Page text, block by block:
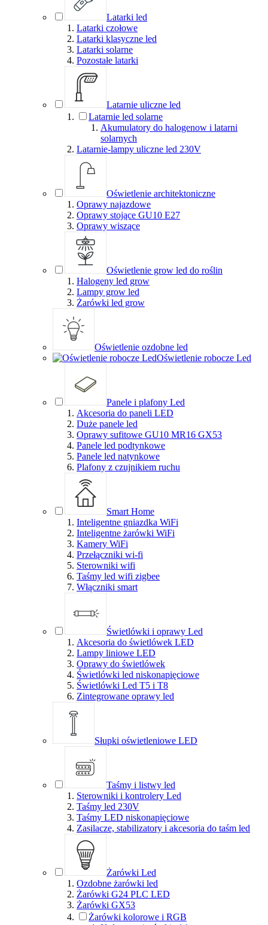
Latarki led
Latarki czołowe
Latarki klasyczne led
Latarki solarne
Pozostałe latarki
Latarnie uliczne led
Latarnie led solarne
Akumulatory do halogenow i latarni
solarnych
Latarnie-lampy uliczne led 230V
Oświetlenie architektoniczne
Oprawy najazdowe
Oprawy stojące GU10 E27
Oprawy wiszące
Oświetlenie grow led do roślin
Halogeny led grow
Lampy grow led
Żarówki led grow
Oświetlenie ozdobne led
Oświetlenie robocze Led
Panele i plafony Led
Akcesoria do paneli LED
Duże panele led
Oprawy sufitowe GU10 MR16 GX53
Panele led podtynkowe
Panele led natynkowe
Plafony z czujnikiem ruchu
Smart Home
Inteligentne gniazdka WiFi
Inteligentne żarówki WiFi
Kamery WiFi
Przełączniki wi-fi
Sterowniki wifi
Taśmy led wifi zigbee
Włączniki smart
Świetlówki i oprawy Led
Akcesoria do świetlówek LED
Lampy liniowe LED
Oprawy do świetlówek
Świetlówki led niskonapięciowe
Świetlówki Led T5 i T8
Zintegrowane oprawy led
Słupki oświetleniowe LED
Taśmy i listwy led
Sterowniki i kontrolery Led
Taśmy led 230V
Taśmy LED niskonapięciowe
Zasilacze, stabilizatory i akcesoria do taśm led
Żarówki Led
Ozdobne żarówki led
Żarówki G24 PLC LED
Żarówki GX53
Żarówki kolorowe i RGB